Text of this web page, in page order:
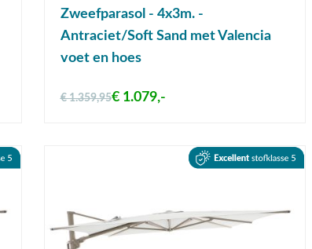
Zweefparasol - 4x3m. -
Antraciet/Soft Sand met Valencia
voet en hoes
€ 1.359,95€ 1.079,-